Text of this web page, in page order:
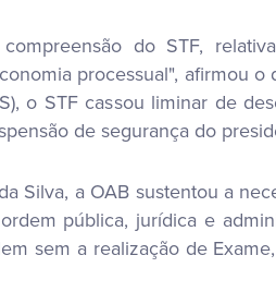
do STF,
processual", afirmou
o STF cassou liminar de
de segurança do
Silva, a OAB sustentou a
pública, jurídica e
sem a realização de